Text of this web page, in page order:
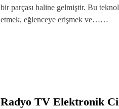
bir parçası haline gelmiştir. Bu
etmek, eğlenceye erişmek ve……
Radyo TV Elektronik